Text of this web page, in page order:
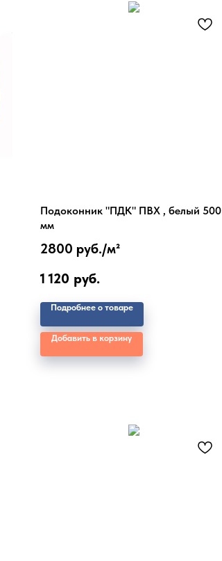
Подоконник "ПДК" ПВХ , белый 500
мм
2800 руб./м²
1 120 руб.
Подробнее о товаре
Добавить в корзину